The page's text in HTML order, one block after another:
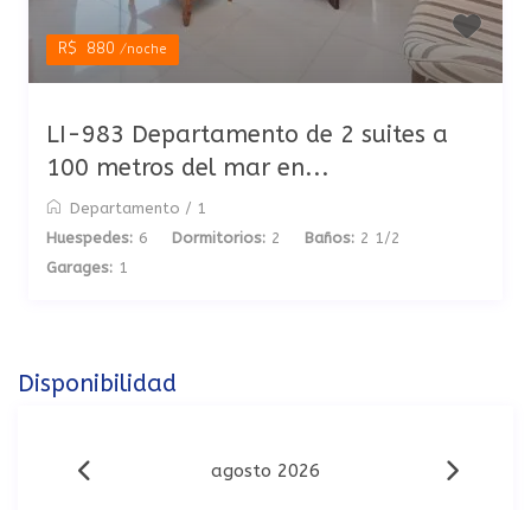
R$ 880/noche
LI-983 Departamento de 2 suites a
100 metros del mar en...
Departamento / 1
Huespedes: 6 Dormitorios: 2 Baños: 2 1/2
Garages: 1
Disponibilidad
agosto 2026